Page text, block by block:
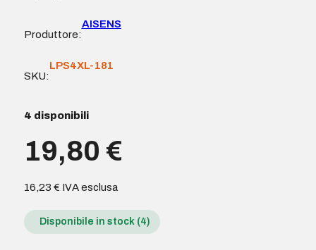
Produttore:
AISENS
SKU:
LPS4XL-181
4 disponibili
19,80 €
16,23 € IVA esclusa
Disponibile in stock (4)